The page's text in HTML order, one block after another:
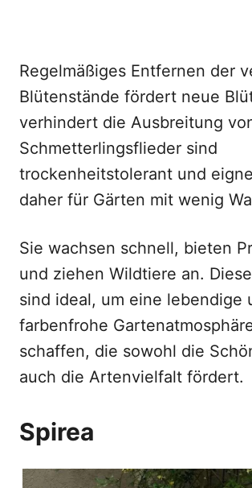
Regelmäßiges Entfernen der
Blütenstände fördert neue
verhindert die Ausbreitung
Schmetterlingsflieder sind
trockenheitstolerant und
daher für Gärten mit wenig
Sie wachsen schnell, bieten
und ziehen Wildtiere an.
sind ideal, um eine lebendige
farbenfrohe
schaffen, die sowohl die
auch die Artenvielfalt fördert.
Spirea